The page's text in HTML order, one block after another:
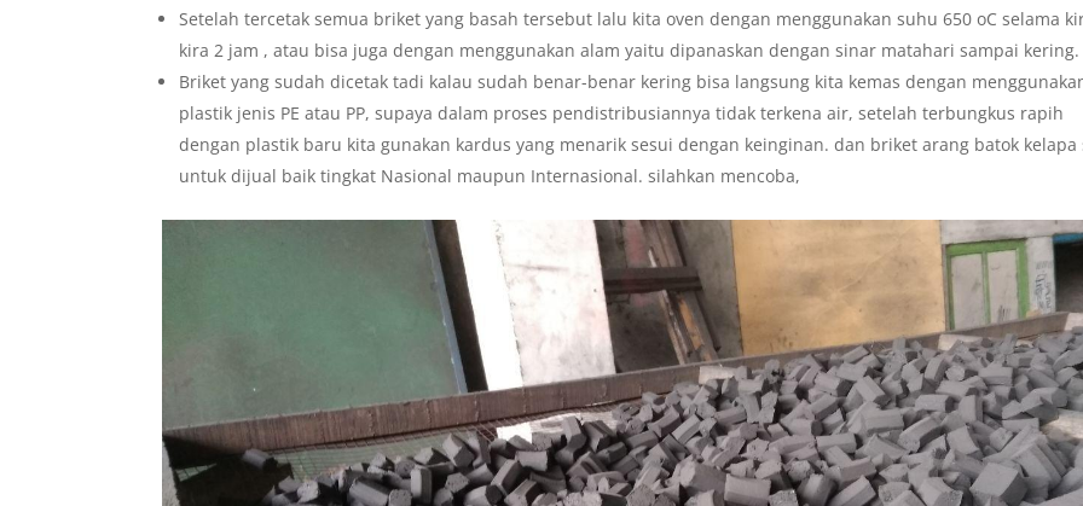
Setelah tercetak semua briket yang basah tersebut lalu kita oven dengan menggunakan suhu 650 oC selama
kira 2 jam , atau bisa juga dengan menggunakan alam yaitu dipanaskan dengan sinar matahari sampai kering.
Briket yang sudah dicetak tadi kalau sudah benar-benar kering bisa langsung kita kemas dengan
plastik jenis PE atau PP, supaya dalam proses pendistribusiannya tidak terkena air, setelah terbungkus rapih
dengan plastik baru kita gunakan kardus yang menarik sesui dengan keinginan. dan briket arang batok kelapa
untuk dijual baik tingkat Nasional maupun Internasional. silahkan mencoba,